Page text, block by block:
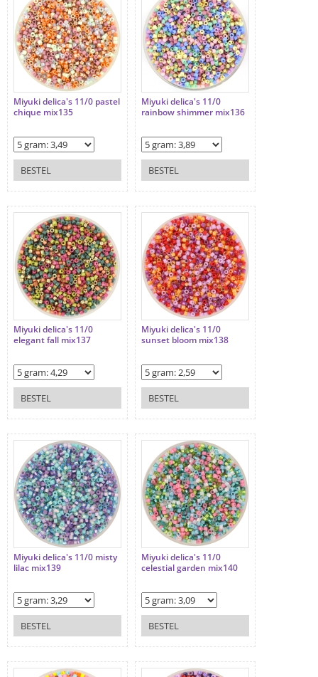
Miyuki delica's 11/0 pastel
chique mix135
BESTEL
Miyuki delica's 11/0
rainbow shimmer mix136
BESTEL
Miyuki delica's 11/0
elegant fall mix137
BESTEL
Miyuki delica's 11/0
sunset bloom mix138
BESTEL
Miyuki delica's 11/0 misty
lilac mix139
BESTEL
Miyuki delica's 11/0
celestial garden mix140
BESTEL